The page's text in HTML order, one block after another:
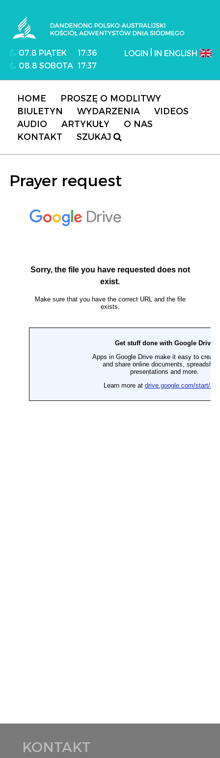
Adwentystów Dnia Siódmego
LOGIN IN ENGLISH
07.8 PIĄTEK
17:36
08.8 SOBOTA 17:37
HOME
PROSZĘ O MODLITWY
BIULETYN
WYDARZENIA
VIDEOS
AUDIO
ARTYKUŁY
O NAS
KONTAKT
SZUKAJ
Prayer request
KONTAKT